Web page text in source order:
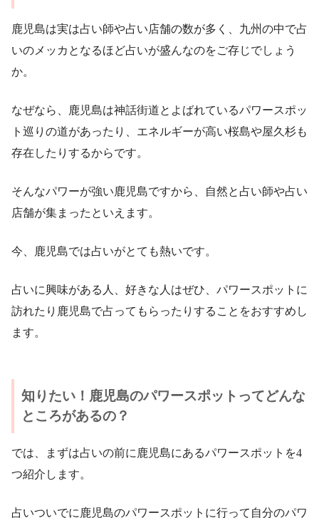
鹿児島は実は占い師や占い店舗の数が多く、九州の中で占
いのメッカとなるほど占いが盛んなのをご存じでしょう
か。
なぜなら、鹿児島は神話街道とよばれているパワースポッ
ト巡りの道があったり、エネルギーが高い桜島や屋久杉も
存在したりするからです。
そんなパワーが強い鹿児島ですから、自然と占い師や占い
店舗が集まったといえます。
今、鹿児島では占いがとても熱いです。
占いに興味がある人、好きな人はぜひ、パワースポットに
訪れたり鹿児島で占ってもらったりすることをおすすめし
ます。
知りたい！鹿児島のパワースポットってどんな
ところがあるの？
では、まずは占いの前に鹿児島にあるパワースポットを4
つ紹介します。
占いついでに鹿児島のパワースポットに行って自分のパワ